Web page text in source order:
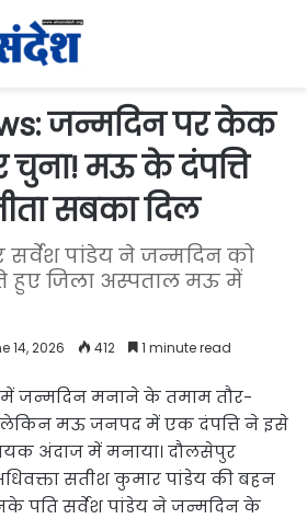
जन्मदिन पर केक
मऊ के दंपत्ति
सबका दिल
सर्वेश पांडेय ने जन्मदिन को
हुए जिला अस्पताल मऊ में
14, 2026 412 1 minute read
में जन्मदिन मनाने के तमाम तौर-
मऊ जनपद में एक दंपत्ति ने इसे
अंदाज में मनाया। दौलसेपुर
सतीश कुमार पांडेय की बहन
पति सर्वेश पांडेय ने जन्मदिन के